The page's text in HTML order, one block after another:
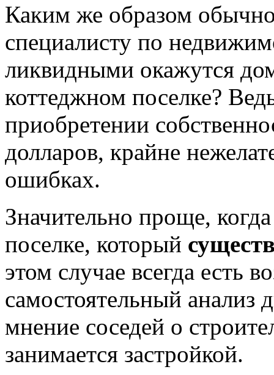
Каким же образом
специалисту по
ликвидными окажутся
коттеджном поселке?
приобретении
долларов, крайне
ошибках.
Значительно проще,
поселке, который
этом случае всегда есть
самостоятельный
мнение соседей о
занимается застройкой.